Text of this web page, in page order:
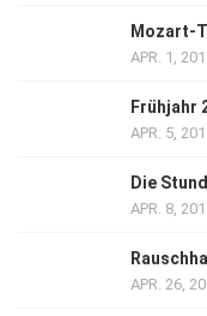
Mozart-
APR. 1,
Frühjahr
APR. 5,
Die
APR. 8,
APR. 26,